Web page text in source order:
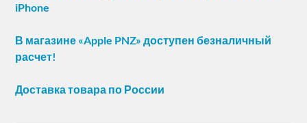
iPhone
В магазине «Apple PNZ» доступен безналичный
расчет!
Доставка товара по России